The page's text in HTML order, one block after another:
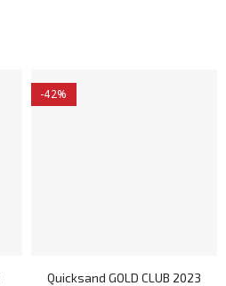
-42%
Quicksand GOLD CLUB 2023